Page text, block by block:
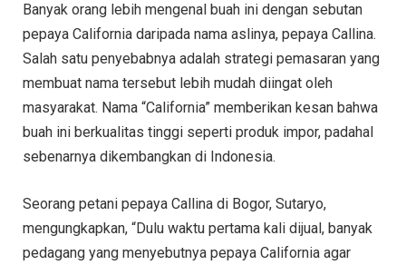
Banyak orang lebih mengenal buah ini dengan sebutan
pepaya California daripada nama aslinya, pepaya Callina.
Salah satu penyebabnya adalah strategi pemasaran yang
membuat nama tersebut lebih mudah diingat oleh
masyarakat. Nama “California” memberikan kesan bahwa
buah ini berkualitas tinggi seperti produk impor, padahal
sebenarnya dikembangkan di Indonesia.
Seorang petani pepaya Callina di Bogor, Sutaryo,
mengungkapkan, “Dulu waktu pertama kali dijual, banyak
pedagang yang menyebutnya pepaya California agar